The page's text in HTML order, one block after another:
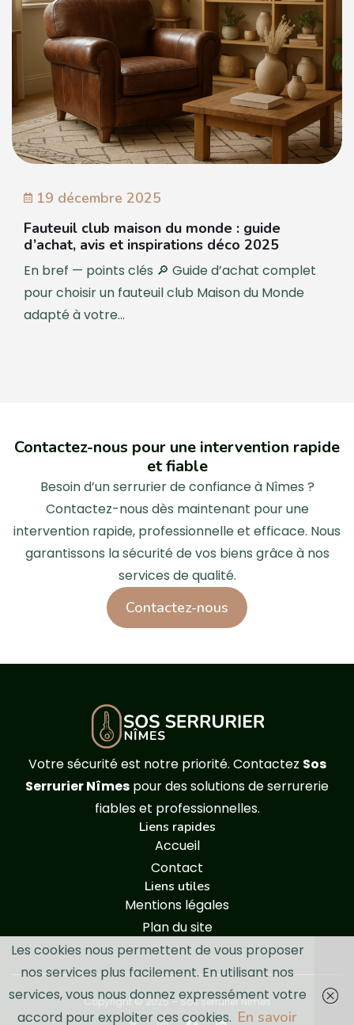
19 décembre 2025
Fauteuil club maison du monde : guide
d’achat, avis et inspirations déco 2025
En bref — points clés 🔎 Guide d’achat complet
pour choisir un fauteuil club Maison du Monde
adapté à votre...
Contactez-nous pour une intervention rapide
et fiable
Besoin d’un serrurier de confiance à Nîmes ?
Contactez-nous dès maintenant pour une
intervention rapide, professionnelle et efficace. Nous
garantissons la sécurité de vos biens grâce à nos
services de qualité.
Contactez-nous
Votre sécurité est notre priorité. Contactez Sos
Serrurier Nîmes pour des solutions de serrurerie
fiables et professionnelles.
Liens rapides
Accueil
Contact
Liens utiles
Mentions légales
Plan du site
Copyright © 2025 – Sos serrurier Nîmes
X- Instagram
Facebook
Linkedin
Les cookies nous permettent de vous proposer
nos services plus facilement. En utilisant nos
services, vous nous donnez expressément votre
accord pour exploiter ces cookies. En savoir